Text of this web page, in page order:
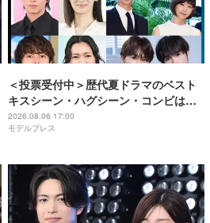
＜投票受付中＞歴代夏ドラマのベスト
キスシーン・ハグシーン・コンビは？
【モデルプレスランキング】
2026.08.06 17:00
モデルプレス